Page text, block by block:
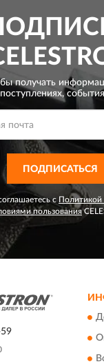
получать
поступлениях,
ПОДПИСАТЬСЯ
с Политикой
пользования